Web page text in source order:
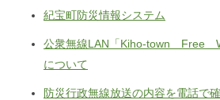
紀宝町防災情報システム
公衆無線LAN「Kiho-town Free＿
について
防災行政無線放送の内容を電話で